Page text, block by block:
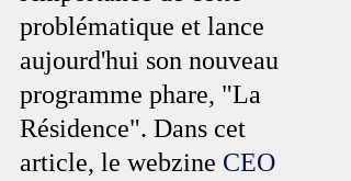
problématique et lance
aujourd'hui son nouveau
programme phare, "La
Résidence". Dans cet
article, le webzine CEO